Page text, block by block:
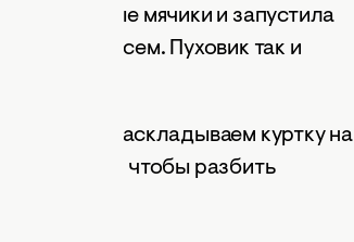
теннисные мячики и запустила
совсем. Пуховик так и
Сначала раскладываем куртку на
Это нужно, чтобы разбить